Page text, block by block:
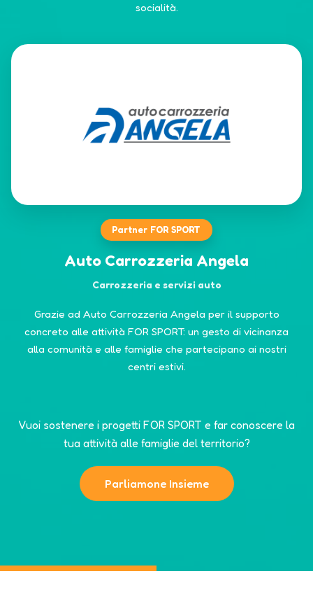
socialità.
Partner FOR SPORT
Auto Carrozzeria Angela
Carrozzeria e servizi auto
Grazie ad Auto Carrozzeria Angela per il supporto
concreto alle attività FOR SPORT: un gesto di vicinanza
alla comunità e alle famiglie che partecipano ai nostri
centri estivi.
Vuoi sostenere i progetti FOR SPORT e far conoscere la
tua attività alle famiglie del territorio?
Parliamone Insieme